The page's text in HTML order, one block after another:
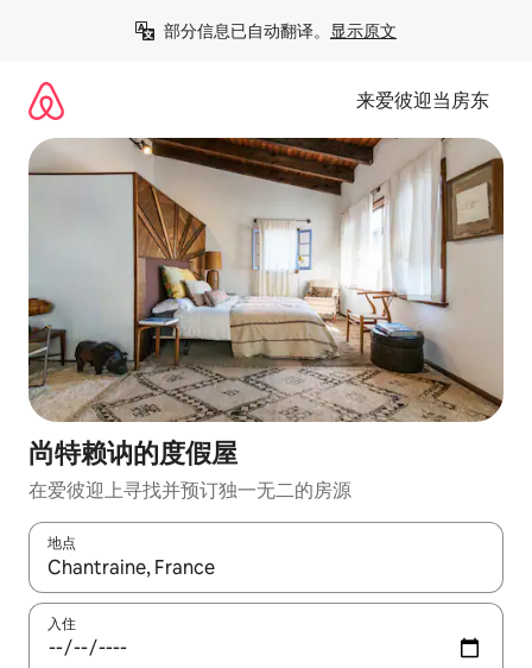
部分信息已自动翻译。 显示原文
来爱彼迎当房东
尚特赖讷的度假屋
在爱彼迎上寻找并预订独一无二的房源
地点
如有搜索结果，请使用上下方向键查看，或通过点击或滑动手势
入住